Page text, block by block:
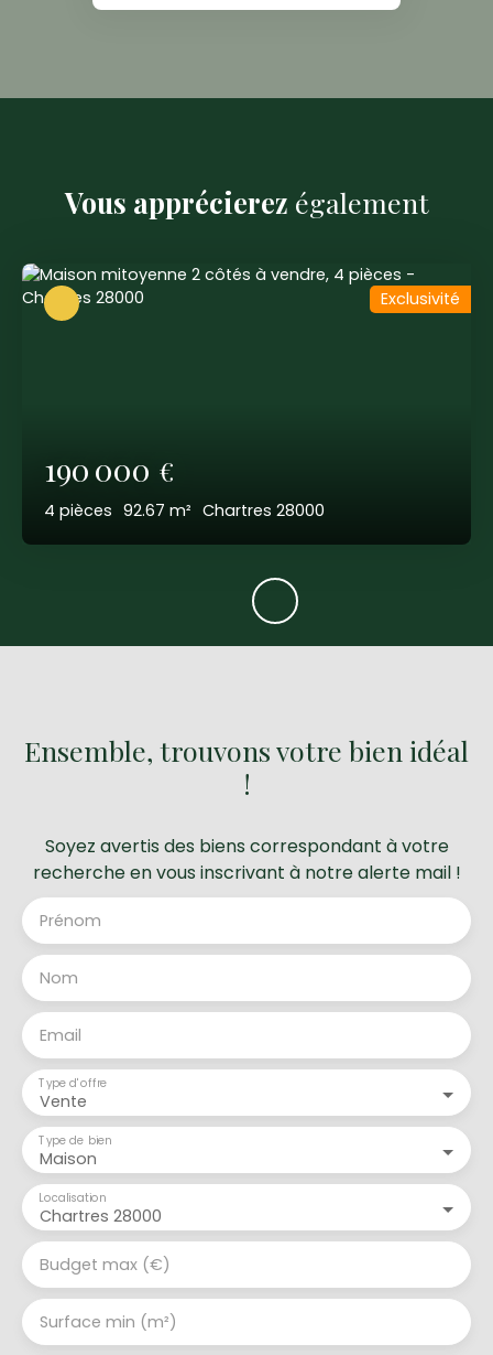
Vous apprécierez également
190 000 €
4 pièces 92.67 m² Chartres 28000
Exclusivité
Ensemble, trouvons votre bien idéal
!
Soyez avertis des biens correspondant à votre
recherche en vous inscrivant à notre alerte mail !
Prénom
Nom
Email
Vente
Type d'offre
Maison
Type de bien
Chartres 28000
Localisation
Budget max (€)
Surface min (m²)